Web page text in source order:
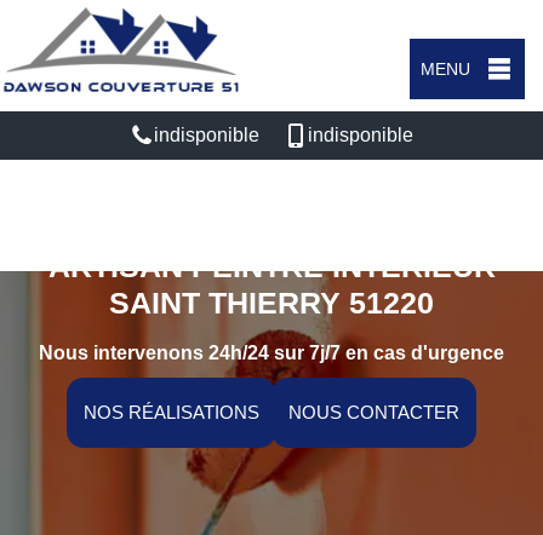
MENU
indisponible indisponible
ARTISAN PEINTRE INTÉRIEUR
SAINT THIERRY 51220
Nous intervenons 24h/24 sur 7j/7 en cas d'urgence
NOS RÉALISATIONS NOUS CONTACTER